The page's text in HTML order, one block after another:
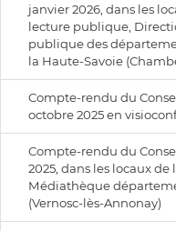
janvier 2026, dans les
lecture publique,
publique des
la Haute-Savoie
Compte-rendu du
octobre 2025 en
Compte-rendu du
2025, dans les locaux de
Médiathèque
(Vernosc-lès-Annonay)